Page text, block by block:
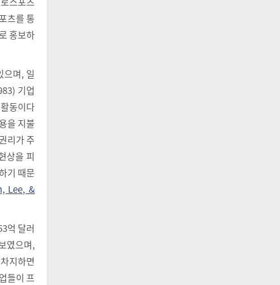
츠를 통
홍보하
으며, 일
기업
동이다
을 지불
리가 주
상을 피
기 때문
Lee, &
억 달러
였으며,
지하면
들이 프